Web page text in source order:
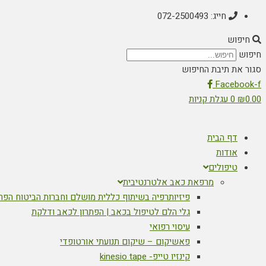
חייג: 072-2500493
חיפוש
חיפוש
סגור את תיבת החיפוש
Facebook-f
₪0.00
0 עגלת קניות
דף הבית
אודות
טיפולים
מרפאת כאב אלטרנטיבית
פיזיותרפיה בשיתוף כללית מושלם וחברות הביטוח
גלי הלם לטיפול בכאב | הפתרון לכאב ודלקת
עיסוי רפואי
פאשיקום – שיקום תנועתי אורטופדי
קינזיו טייפ- kinesio tape